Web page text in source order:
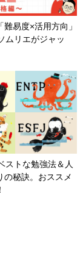
易度×活用方向」
ムリエがジャッ
ストな勉強法＆人
の秘訣。おススメ